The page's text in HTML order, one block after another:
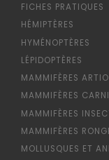
FICHES PRATIQUES
HÉMIPTÈRES
HYMÉNOPTÈRES
LÉPIDOPTÈRES
MAMMIFÈRES
MAMMIFÈRES
MAMMIFÈRES
MAMMIFÈRES
MOLLUSQUES ET